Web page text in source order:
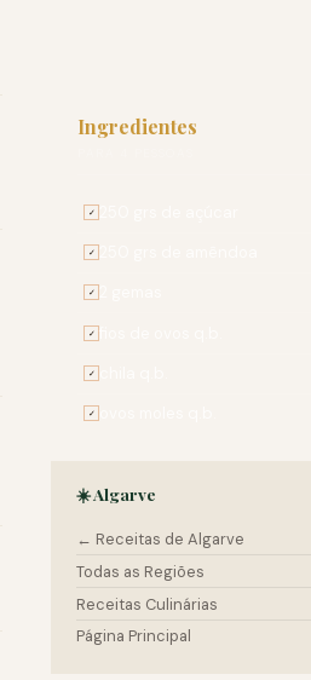
Ingredientes
✓
✓
✓
✓
✓
✓
☀️ Algarve
← Receitas de Algarve
Todas as Regiões
Receitas Culinárias
Página Principal